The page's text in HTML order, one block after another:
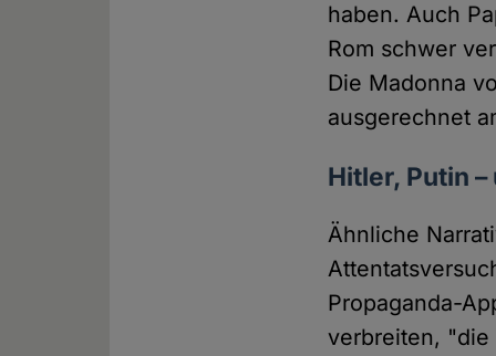
haben. Auch
Rom schwer
Die Madonna
ausgerechnet
Hitler, Putin
Ähnliche
Propaganda-
verbreiten, "die